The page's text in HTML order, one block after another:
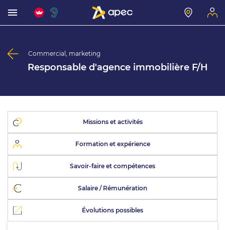
Commercial, marketing
Responsable d'agence immobilière F/H
Missions et activités
Formation et expérience
Savoir-faire et compétences
Salaire / Rémunération
Évolutions possibles